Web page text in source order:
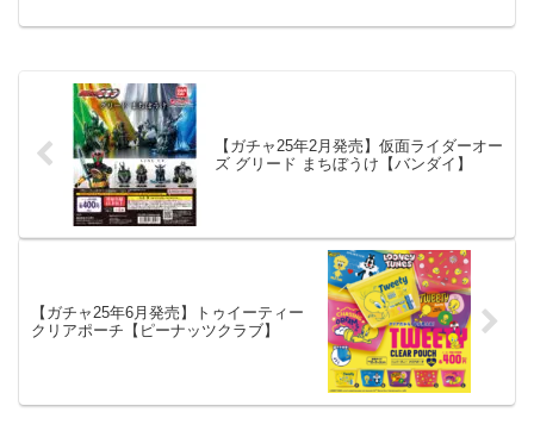
【ガチャ25年2月発売】仮面ライダーオー
ズ グリード まちぼうけ【バンダイ】
【ガチャ25年6月発売】トゥイーティー
クリアポーチ【ピーナッツクラブ】